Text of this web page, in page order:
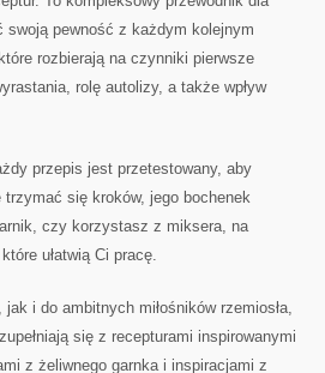
pewność z każdym kolejnym
rozbierają na czynniki pierwsze
rolę autolizy, a także wpływ
przepis jest przetestowany, aby
się kroków, jego bochenek
czy korzystasz z miksera, na
ułatwią Ci pracę.
i do ambitnych miłośników rzemiosła,
się z recepturami inspirowanymi
z żeliwnego garnka i inspiracjami z